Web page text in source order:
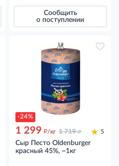
Сообщить
о поступлении
-24%
1 299 д/кг 1 719 д 5
Сыр Песто Oldenburger
красный 45%, ~1кг